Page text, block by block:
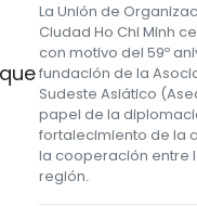
La Unión de
Ciudad Ho Chi Minh
con motivo del 59º
fundación de la
Sudeste Asiático
papel de la
fortalecimiento de la
la cooperación entre
región.